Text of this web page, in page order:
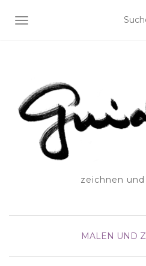
SCHALTE NAVIGATION
zeichnen
MALEN UND